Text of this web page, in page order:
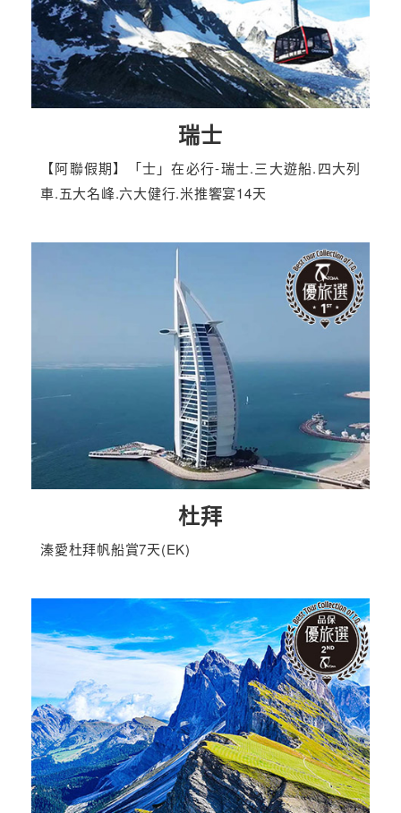
瑞士
【阿聯假期】「士」在必行-瑞士.三大遊船.四大列
車.五大名峰.六大健行.米推饗宴14天
杜拜
溱愛杜拜帆船賞7天(EK)